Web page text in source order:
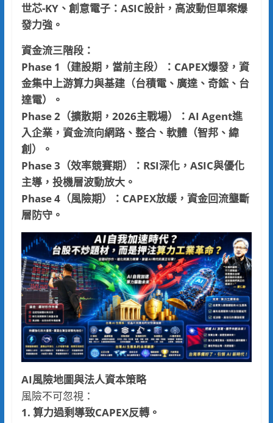
世芯-KY、創意電子：ASIC設計，高波動但單案爆
發力強。
資金流三階段：
Phase 1（建設期，當前主段）：CAPEX爆發，資
金集中上游算力與基建（台積電、廣達、奇鋐、台
達電）。
Phase 2（擴散期，2026主戰場）：AI Agent進
入企業，資金流向網路、整合、軟體（智邦、緯
創）。
Phase 3（效率競賽期）：RSI深化，ASIC與優化
主導，投機層波動放大。
Phase 4（風險期）：CAPEX放緩，資金回流壟斷
層防守。
AI風險地圖與法人資本策略
風險不可忽視：
1. 算力過剩導致CAPEX反轉。